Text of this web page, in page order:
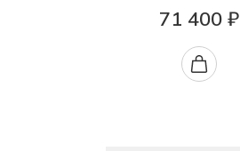
71 400 ₽